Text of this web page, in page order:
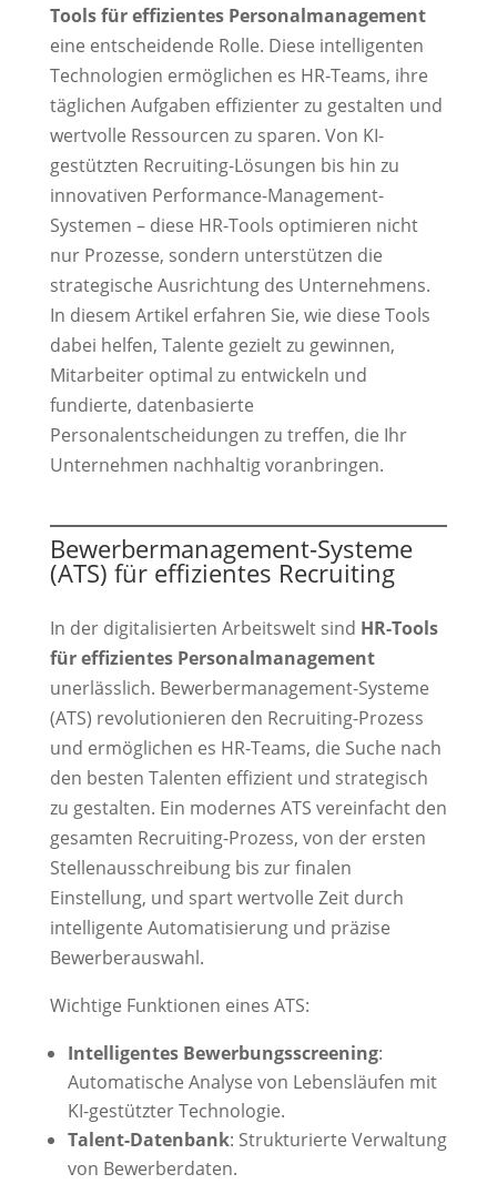
Tools für effizientes Personalmanagement
eine entscheidende Rolle. Diese intelligenten
Technologien ermöglichen es HR-Teams, ihre
täglichen Aufgaben effizienter zu gestalten und
wertvolle Ressourcen zu sparen. Von KI-
gestützten Recruiting-Lösungen bis hin zu
innovativen Performance-Management-
Systemen – diese HR-Tools optimieren nicht
nur Prozesse, sondern unterstützen die
strategische Ausrichtung des Unternehmens.
In diesem Artikel erfahren Sie, wie diese Tools
dabei helfen, Talente gezielt zu gewinnen,
Mitarbeiter optimal zu entwickeln und
fundierte, datenbasierte
Personalentscheidungen zu treffen, die Ihr
Unternehmen nachhaltig voranbringen.
Bewerbermanagement-Systeme
(ATS) für effizientes Recruiting
In der digitalisierten Arbeitswelt sind HR-Tools
für effizientes Personalmanagement
unerlässlich. Bewerbermanagement-Systeme
(ATS) revolutionieren den Recruiting-Prozess
und ermöglichen es HR-Teams, die Suche nach
den besten Talenten effizient und strategisch
zu gestalten. Ein modernes ATS vereinfacht den
gesamten Recruiting-Prozess, von der ersten
Stellenausschreibung bis zur finalen
Einstellung, und spart wertvolle Zeit durch
intelligente Automatisierung und präzise
Bewerberauswahl.
Wichtige Funktionen eines ATS:
Intelligentes Bewerbungsscreening:
Automatische Analyse von Lebensläufen mit
KI-gestützter Technologie.
Talent-Datenbank: Strukturierte Verwaltung
von Bewerberdaten.